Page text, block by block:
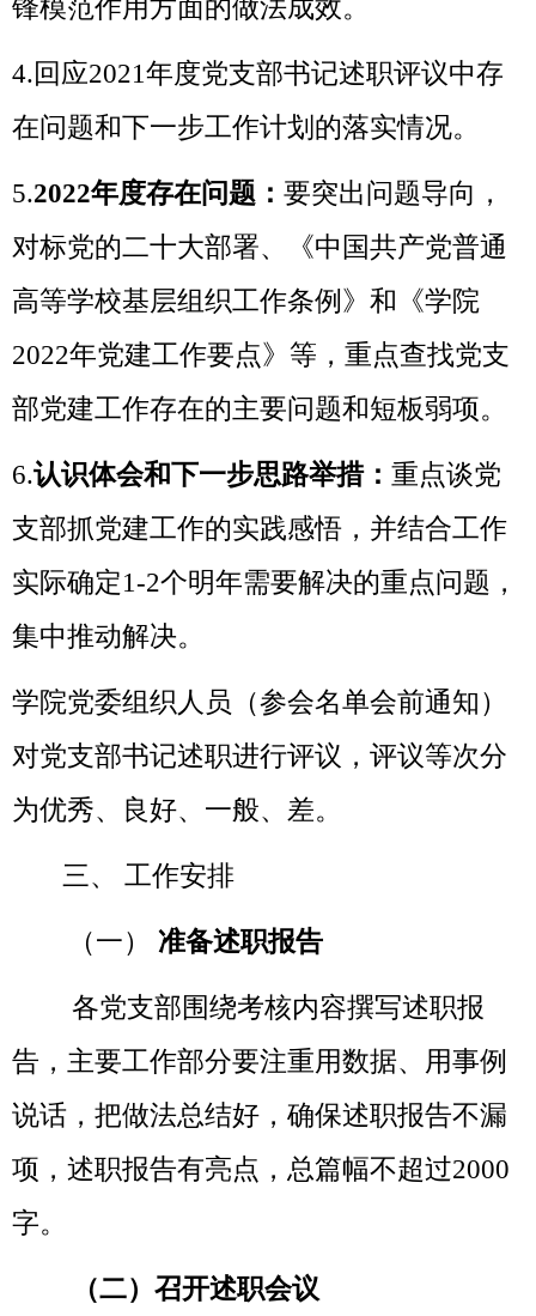
锋模范作用方面的做法成效。
4.回应2021年度党支部书记述职评议中存
在问题和下一步工作计划的落实情况。
5.2022年度存在问题 ： 要突出问题导向，
对标党的二十大部署、《中国共产党普通
高等学校基层组织工作条例》和 《学院
2022年党建工作要点》 等，重点查找党支
部党建工作存在的主要问题和短板弱项。
6.认识体会和下一步思路举措： 重点谈党
支部抓党建工作的实践感悟，并结合工作
实际确定1-2个明年需要解决的重点问题，
集中推动解决。
学院党委组织人员（参会名单会前通知）
对党支部书记述职进行评议，评议等次分
为优秀、良好、一般、差。
三、 工作安排
（一） 准备述职报告
各党支部围绕考核内容撰写述职报
告，主要工作部分要注重用数据、用事例
说话，把做法总结好，确保述职报告不漏
项，述职报告有亮点，总篇幅不超过2000
字。
（二）召开述职会议